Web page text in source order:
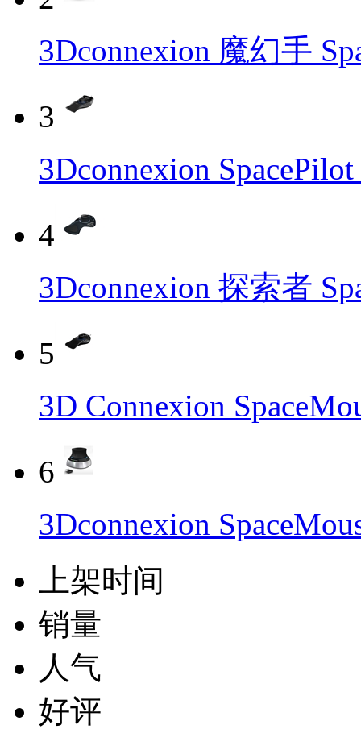
3Dconnexion 魔幻手
3
3Dconnexion
4
3Dconnexion 探索者
5
3D Connexion
6
3Dconnexion
上架时间
销量
人气
好评